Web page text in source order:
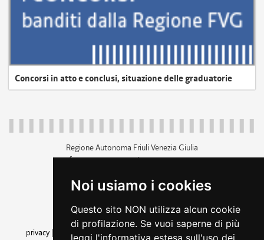
Noi usiamo i cookies
Questo sito NON utilizza alcun cookie
di profilazione. Se vuoi saperne di più
leggi l'informativa estesa sull'uso dei
Concorsi in atto e conclusi, situazione delle graduatorie
Regione Autonoma Friuli Venezia Giulia
c.f. 80014930327; p.iva 00526040324
+39 040 3771111
amministrazione trasparente
privacy
cookie |note legali accessibilità
dichiarazione di